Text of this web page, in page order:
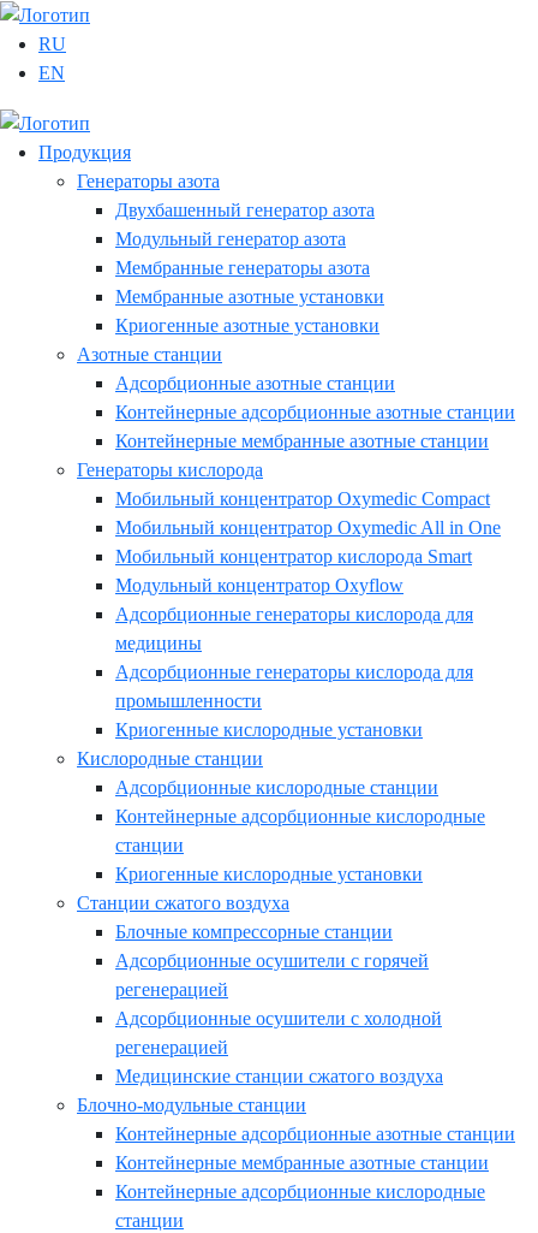
RU
EN
Продукция
Генераторы азота
Двухбашенный генератор азота
Модульный генератор азота
Мембранные генераторы азота
Мембранные азотные установки
Криогенные азотные установки
Азотные станции
Адсорбционные азотные станции
Контейнерные адсорбционные азотные станции
Контейнерные мембранные азотные станции
Генераторы кислорода
Мобильный концентратор Oxymedic Сompact
Мобильный концентратор Oxymedic All in One
Мобильный концентратор кислорода Smart
Модульный концентратор Oxyflow
Адсорбционные генераторы кислорода для
медицины
Адсорбционные генераторы кислорода для
промышленности
Криогенные кислородные установки
Кислородные станции
Адсорбционные кислородные станции
Контейнерные адсорбционные кислородные
станции
Криогенные кислородные установки
Станции сжатого воздуха
Блочные компрессорные станции
Адсорбционные осушители с горячей
регенерацией
Адсорбционные осушители с холодной
регенерацией
Медицинские станции сжатого воздуха
Блочно-модульные станции
Контейнерные адсорбционные азотные станции
Контейнерные мембранные азотные станции
Контейнерные адсорбционные кислородные
станции